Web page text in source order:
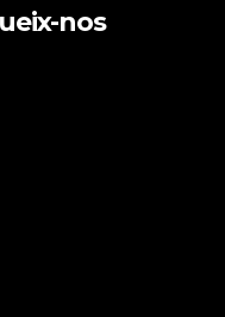
nos